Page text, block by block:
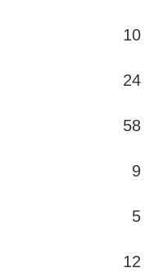
10
24
58
9
5
12